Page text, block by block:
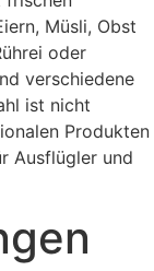
Müsli, Obst
oder
verschiedene
ist nicht
Produkten
Ausflügler und